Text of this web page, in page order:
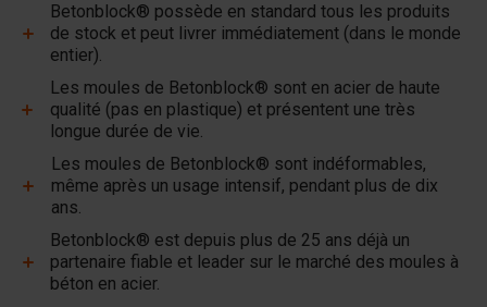
Betonblock® possède en standard tous les produits
de stock et peut livrer immédiatement (dans le monde
entier).
Les moules de Betonblock® sont en acier de haute
qualité (pas en plastique) et présentent une très
longue durée de vie.
Les moules de Betonblock® sont indéformables,
même après un usage intensif, pendant plus de dix
ans.
Betonblock® est depuis plus de 25 ans déjà un
partenaire fiable et leader sur le marché des moules à
béton en acier.